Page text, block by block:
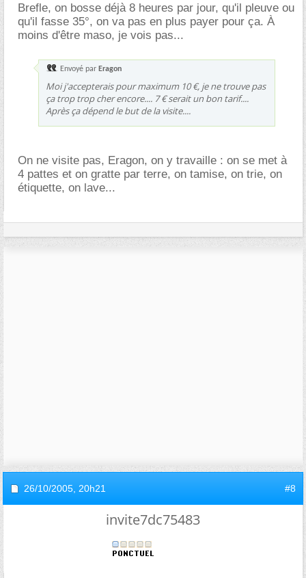
Brefle, on bosse déjà 8 heures par jour, qu'il pleuve ou
qu'il fasse 35°, on va pas en plus payer pour ça. À
moins d'être maso, je vois pas...
Envoyé par Eragon
Moi j'accepterais pour maximum 10 €, je ne trouve pas
ça trop trop cher encore.... 7 € serait un bon tarif....
Après ça dépend le but de la visite....
On ne visite pas, Eragon, on y travaille : on se met à
4 pattes et on gratte par terre, on tamise, on trie, on
étiquette, on lave...
26/10/2005, 20h21 #8
invite7dc75483